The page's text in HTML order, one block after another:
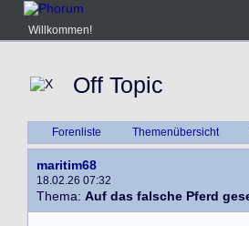
Willkommen!
Off Topic
Forenliste Themenübersicht
maritim68
18.02.26 07:32
Thema: Auf das falsche Pferd